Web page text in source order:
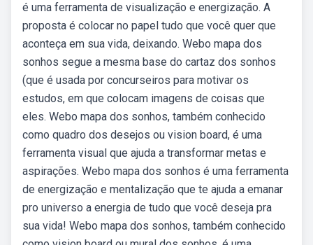
é uma ferramenta de visualização e energização. A
proposta é colocar no papel tudo que você quer que
aconteça em sua vida, deixando. Webo mapa dos
sonhos segue a mesma base do cartaz dos sonhos
(que é usada por concurseiros para motivar os
estudos, em que colocam imagens de coisas que
eles. Webo mapa dos sonhos, também conhecido
como quadro dos desejos ou vision board, é uma
ferramenta visual que ajuda a transformar metas e
aspirações. Webo mapa dos sonhos é uma ferramenta
de energização e mentalização que te ajuda a emanar
pro universo a energia de tudo que você deseja pra
sua vida! Webo mapa dos sonhos, também conhecido